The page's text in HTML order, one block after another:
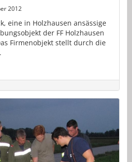
2012
eine in Holzhausen ansässige
der FF Holzhausen
Firmenobjekt stellt durch die